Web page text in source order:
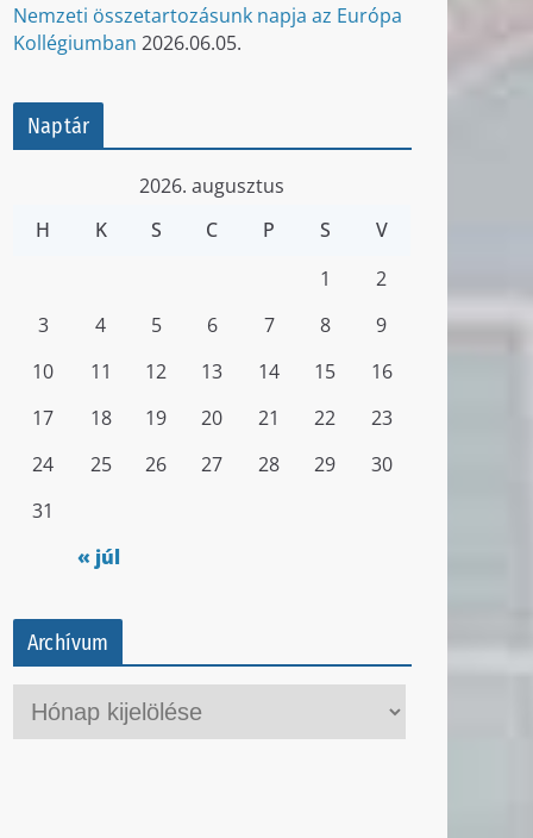
Nemzeti összetartozásunk napja az Európa
Kollégiumban 2026.06.05.
Naptár
2026. augusztus
H
K S C P S V
« júl
1
2
3
4 5 6 7 8
9
10
11 12 13 14 15
16
17
18 19 20 21 22
23
24
25 26 27 28 29
30
31
Archívum
r